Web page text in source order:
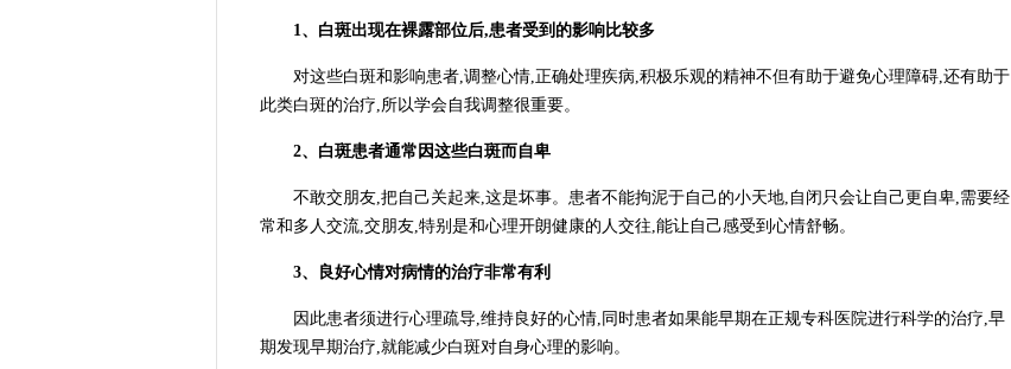
1、白斑出现在裸露部位后,患者受到的影响比较多
对这些白斑和影响患者,调整心情,正确处理疾病,积极乐观的精神不但有助于避免心理障碍,还有助于
此类白斑的治疗,所以学会自我调整很重要。
2、白斑患者通常因这些白斑而自卑
不敢交朋友,把自己关起来,这是坏事。患者不能拘泥于自己的小天地,自闭只会让自己更自卑,需要经
常和多人交流,交朋友,特别是和心理开朗健康的人交往,能让自己感受到心情舒畅。
3、良好心情对病情的治疗非常有利
因此患者须进行心理疏导,维持良好的心情,同时患者如果能早期在正规专科医院进行科学的治疗,早
期发现早期治疗,就能减少白斑对自身心理的影响。